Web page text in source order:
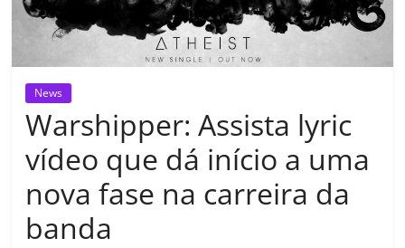
News
Warshipper: Assista lyric
vídeo que dá início a uma
nova fase na carreira da
banda